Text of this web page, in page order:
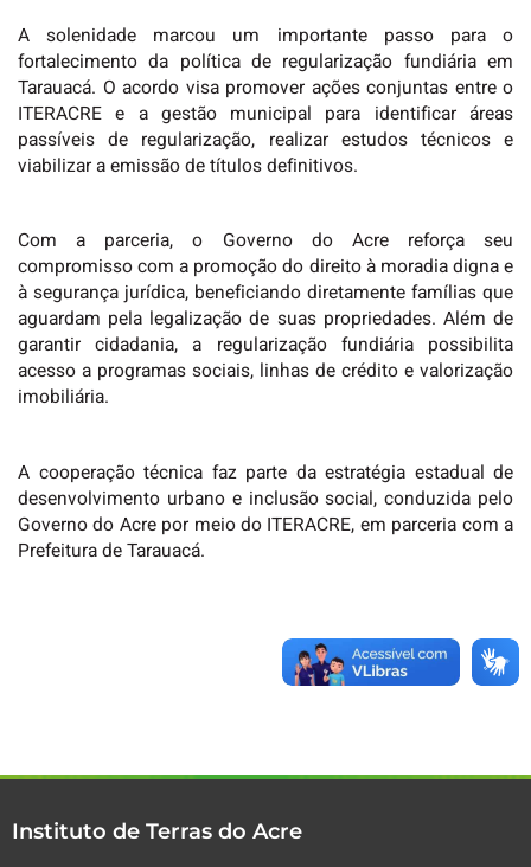
A solenidade marcou um importante passo para o
fortalecimento da política de regularização fundiária em
Tarauacá. O acordo visa promover ações conjuntas entre o
ITERACRE e a gestão municipal para identificar áreas
passíveis de regularização, realizar estudos técnicos e
viabilizar a emissão de títulos definitivos.
Com a parceria, o Governo do Acre reforça seu
compromisso com a promoção do direito à moradia digna e
à segurança jurídica, beneficiando diretamente famílias que
aguardam pela legalização de suas propriedades. Além de
garantir cidadania, a regularização fundiária possibilita
acesso a programas sociais, linhas de crédito e valorização
imobiliária.
A cooperação técnica faz parte da estratégia estadual de
desenvolvimento urbano e inclusão social, conduzida pelo
Governo do Acre por meio do ITERACRE, em parceria com a
Prefeitura de Tarauacá.
Instituto de Terras do Acre